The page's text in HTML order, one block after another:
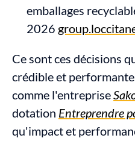
emballages
2026
Ce sont ces décisions
crédible et
comme l'entreprise
dotation Entreprendre
qu'impact et